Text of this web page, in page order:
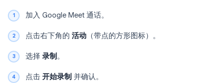
加入 Google Meet 通话。
点击右下角的 活动 （带点的方形图标）。
选择 录制 。
点击 开始录制 并确认。